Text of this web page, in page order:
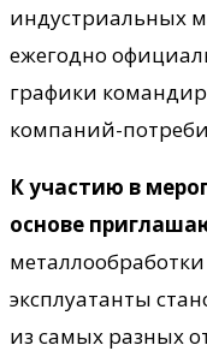
индустриальных
ежегодно
графики
компаний-
К участию в
основе
эксплуатанты
из самых разных